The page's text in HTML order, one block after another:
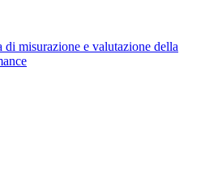
di misurazione e valutazione della